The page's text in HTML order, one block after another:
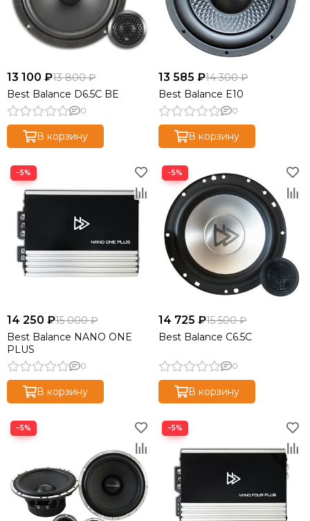
13 100 ₽13 800 ₽
Best Balance D6.5C BE
0
В корзину
13 585 ₽14 300 ₽
Best Balance E10
0
В корзину
−5%
14 250 ₽15 000 ₽
Best Balance NANO ONE
PLUS
0
В корзину
−5%
14 725 ₽15 500 ₽
Best Balance C6.5C
0
В корзину
−5% −5%